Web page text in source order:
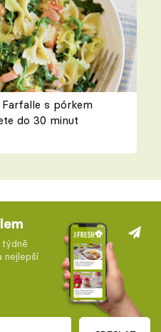
s pórkem
do 30 minut
týdně
nejlepší